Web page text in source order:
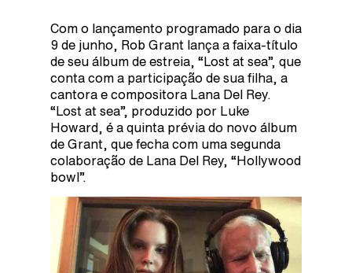
Com o lançamento programado para o dia
9 de junho, Rob Grant lança a faixa-título
de seu álbum de estreia, “Lost at sea”, que
conta com a participação de sua filha, a
cantora e compositora Lana Del Rey.
“Lost at sea”, produzido por Luke
Howard, é a quinta prévia do novo álbum
de Grant, que fecha com uma segunda
colaboração de Lana Del Rey, “Hollywood
bowl”.